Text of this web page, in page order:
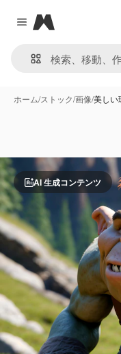
Close menu
Magnific
ホーム/ストック/画像/美しい
AI 生成コンテンツ